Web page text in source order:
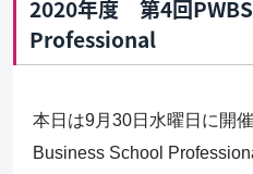
2020年度 第4回PWBS
Professional
本日は9月30日水曜日に開
Business School